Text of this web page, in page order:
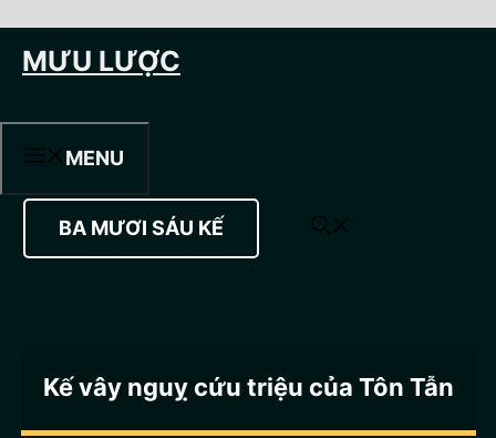
đếnMƯU LƯỢC
MENU
BA MƯƠI SÁU KẾ
Kế vây nguỵ cứu triệu của Tôn Tẫn